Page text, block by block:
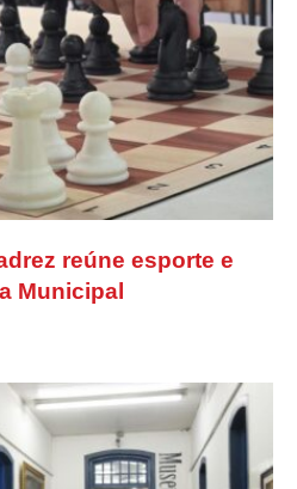
reúne esporte e
Municipal